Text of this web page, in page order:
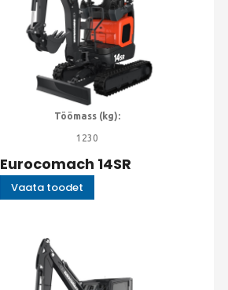
Töömass (kg):
1230
Eurocomach 14SR
Vaata toodet